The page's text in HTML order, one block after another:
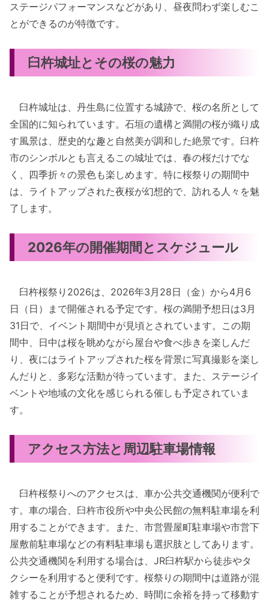
ステージパフォーマンスなどがあり、昼夜問わず楽しむこ
とができるのが特徴です。
臼杵城址とその桜の魅力
臼杵城址は、丹生島に位置する城跡で、桜の名所として
全国的に知られています。石垣の遺構と満開の桜が織り成
す風景は、歴史的な趣と自然美が調和した絶景です。臼杵
市のシンボルとも言えるこの城址では、春の桜だけでな
く、四季折々の景色も楽しめます。特に桜祭りの期間中
は、ライトアップされた夜桜が幻想的で、訪れる人々を魅
了します。
2026年の開催期間とスケジュール
臼杵桜祭り2026は、2026年3月28日（金）から4月6
日（日）まで開催される予定です。桜の満開予想日は3月
31日で、イベント期間中が見頃とされています。この期
間中、日中は桜を眺めながら屋台や食べ歩きを楽しんだ
り、夜にはライトアップされた桜を背景に写真撮影を楽し
んだりと、多彩な活動が待っています。また、ステージイ
ベントや地域の文化を感じられる催しも予定されていま
す。
アクセス方法と周辺駐車場情報
臼杵桜祭りへのアクセスは、車か公共交通機関が便利で
す。車の場合、臼杵市役所や中央公民館の無料駐車場を利
用することができます。また、市営畳屋町駐車場や市営下
屋敷前駐車場などの有料駐車場も選択肢としてあります。
公共交通機関を利用する場合は、JR臼杵駅から徒歩やタ
クシーを利用すると便利です。桜祭りの期間中は道路が混
雑することが予想されるため、時間に余裕を持って移動す